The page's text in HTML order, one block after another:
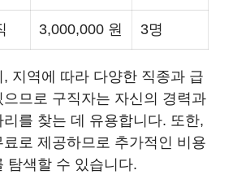
3,000,000 원 3명
지역에 따라 다양한 직종과 급
므로 구직자는 자신의 경력과
를 찾는 데 유용합니다. 또한,
로 제공하므로 추가적인 비용
탐색할 수 있습니다.